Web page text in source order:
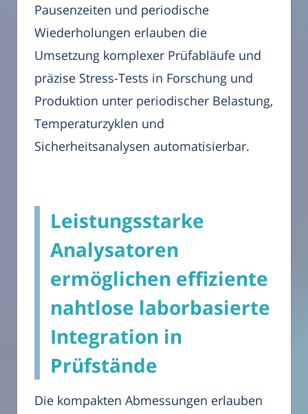
Pausenzeiten und periodische
Wiederholungen erlauben die
Umsetzung komplexer Prüfabläufe und
präzise Stress-Tests in Forschung und
Produktion unter periodischer Belastung,
Temperaturzyklen und
Sicherheitsanalysen automatisierbar.
Leistungsstarke
Analysatoren
ermöglichen effiziente
nahtlose laborbasierte
Integration in
Prüfstände
Die kompakten Abmessungen erlauben